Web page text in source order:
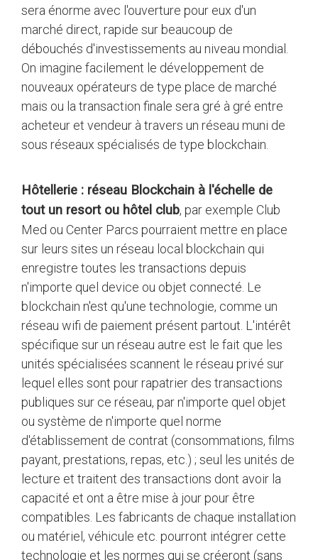
sera énorme avec l'ouverture pour eux d'un
marché direct, rapide sur beaucoup de
débouchés d'investissements au niveau mondial.
On imagine facilement le développement de
nouveaux opérateurs de type place de marché
mais ou la transaction finale sera gré à gré entre
acheteur et vendeur à travers un réseau muni de
sous réseaux spécialisés de type blockchain.
Hôtellerie : réseau Blockchain à l'échelle de
tout un resort ou hôtel club, par exemple Club
Med ou Center Parcs pourraient mettre en place
sur leurs sites un réseau local blockchain qui
enregistre toutes les transactions depuis
n'importe quel device ou objet connecté. Le
blockchain n'est qu'une technologie, comme un
réseau wifi de paiement présent partout. L'intérêt
spécifique sur un réseau autre est le fait que les
unités spécialisées scannent le réseau privé sur
lequel elles sont pour rapatrier des transactions
publiques sur ce réseau, par n'importe quel objet
ou système de n'importe quel norme
d'établissement de contrat (consommations, films
payant, prestations, repas, etc.) ; seul les unités de
lecture et traitent des transactions dont avoir la
capacité et ont a être mise à jour pour être
compatibles. Les fabricants de chaque installation
ou matériel, véhicule etc. pourront intégrer cette
technologie et les normes qui se créeront (sans